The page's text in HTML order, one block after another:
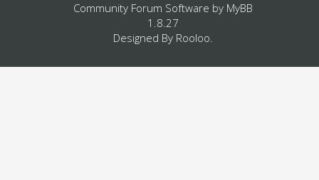
Community Forum Software by MyBB
1.8.27
Designed By Rooloo.